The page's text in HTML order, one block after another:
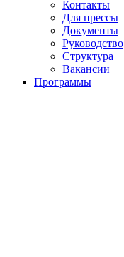
Контакты
Для прессы
Документы
Руководство
Структура
Вакансии
Программы